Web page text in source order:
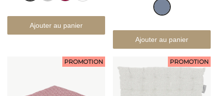
Ajouter au panier
Ajouter au panier
PROMOTION PROMOTION